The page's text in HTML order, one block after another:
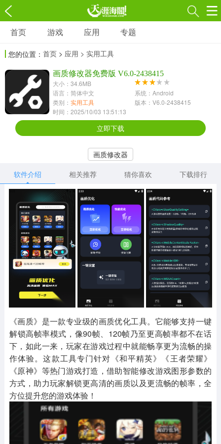
游戏
3697款应用
1597款应用
1789款应用
休闲益智
13387款应用
2196款应用
冒险解谜
418款应用
音乐舞蹈
269款应用
2716款应用
515款应用
其他
1654款应用
游戏助手
515款应用
MOD游戏
1056款应用
首页 游戏 应用 专题
您的位置： 首页 > 应用 > 实用工具
画质修改器免费版 V6.0-2438415
大小：34.6MB
语言：简体中文
系统：Android
类别： 实用工具
版本：V6.0-2438415
时间：2025/10/03 13:51:13
立即下载
画质修改器
软件介绍
相关推荐 猜你喜欢 下载排行
《画质》是一款专业级的画质优化工具。它能够支持一键
解锁高帧率模式，像90帧、120帧乃至更高帧率都不在话
下，如此一来，玩家在游戏过程中就能畅享更为流畅的操
作体验。这款工具专门针对《和平精英》《王者荣耀》
《原神》等热门游戏打造，借助智能修改游戏图形参数的
方式，助力玩家解锁更高清的画质以及更流畅的帧率，全
方位提升您的游戏体验！